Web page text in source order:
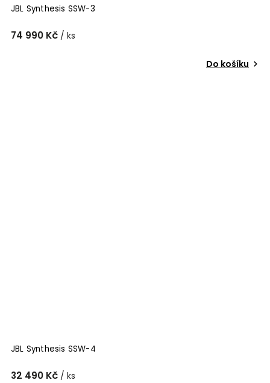
JBL Synthesis SSW-3
74 990 Kč / ks
Do košíku
JBL Synthesis SSW-4
32 490 Kč / ks